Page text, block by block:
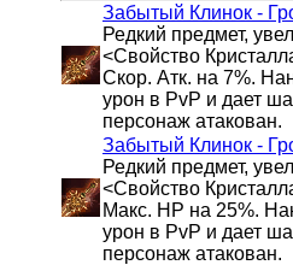
Забытый Клинок -
Редкий предмет,
<Свойство
Скор. Атк. на 7%.
урон в PvP и дает
персонаж атакован.
Забытый Клинок -
Редкий предмет,
<Свойство
Макс. HP на 25%.
урон в PvP и дает
персонаж атакован.